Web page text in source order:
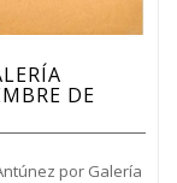
DE
por Galería